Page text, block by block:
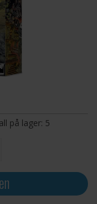
på lager: 5